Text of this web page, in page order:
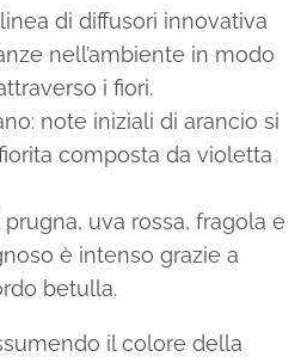
di diffusori innovativa
nell’ambiente in modo
i fiori.
note iniziali di arancio si
composta da violetta
uva rossa, fragola e
è intenso grazie a
betulla.
il colore della